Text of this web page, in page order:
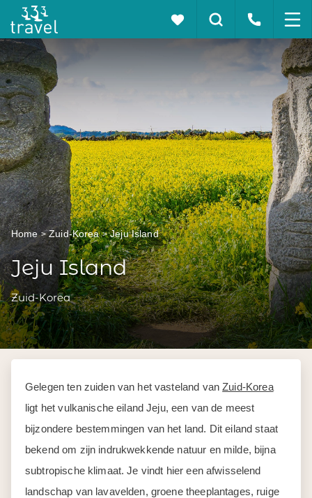
Home Zuid-Korea Jeju Island
Jeju Island
Zuid-Korea
Gelegen ten zuiden van het vasteland vanZuid-Korea
ligt het vulkanische eiland Jeju, een van de meest
bijzondere bestemmingen van het land. Dit eiland staat
bekend om zijn indrukwekkende natuur en milde, bijna
subtropische klimaat. Je vindt hier een afwisselend
landschap van lavavelden, groene theeplantages, ruige